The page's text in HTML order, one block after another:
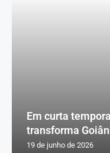
Em curta
transforma
19 de junho de 2026